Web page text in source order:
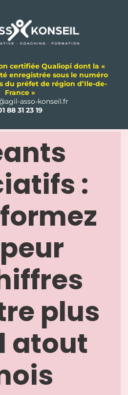
certifiée Qualiopi dont la «
enregistrée sous le numéro
du préfet de région d’Ile-de-
France »
asso-konseil.fr
88 31 23 19
:
plus
atout